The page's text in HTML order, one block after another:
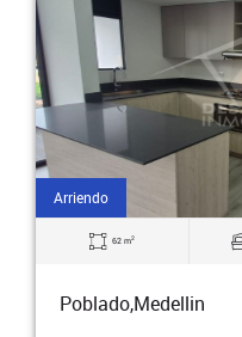
Arriendo
62 m2
Poblado,Medellin